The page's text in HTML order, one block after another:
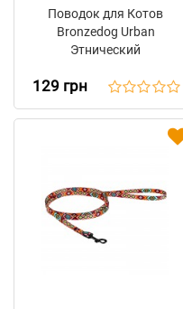
Поводок для Котов
Bronzedog Urban
Этнический
Фиолетовый
129 грн